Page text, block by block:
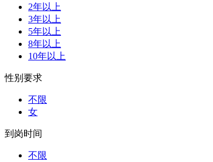
2年以上
3年以上
5年以上
8年以上
10年以上
性别要求
不限
女
到岗时间
不限